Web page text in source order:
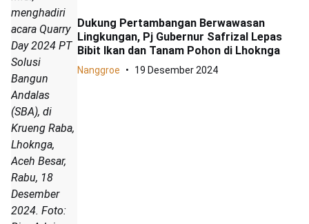
menghadiri
acara Quarry
Day 2024 PT
Solusi
Bangun
Andalas
(SBA), di
Krueng Raba,
Lhoknga,
Aceh Besar,
Rabu, 18
Desember
2024. Foto:
Dukung Pertambangan Berwawasan
Lingkungan, Pj Gubernur Safrizal Lepas
Bibit Ikan dan Tanam Pohon di Lhoknga
Nanggroe 19 Desember 2024